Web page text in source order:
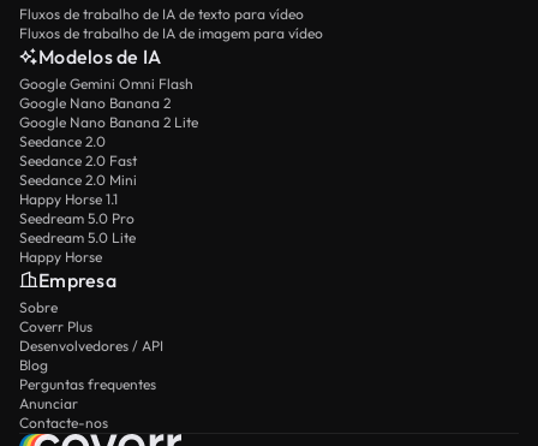
Fluxos de trabalho de IA de texto para vídeo
Fluxos de trabalho de IA de imagem para vídeo
Modelos de IA
Google Gemini Omni Flash
Google Nano Banana 2
Google Nano Banana 2 Lite
Seedance 2.0
Seedance 2.0 Fast
Seedance 2.0 Mini
Happy Horse 1.1
Seedream 5.0 Pro
Seedream 5.0 Lite
Happy Horse
Empresa
Sobre
Coverr Plus
Desenvolvedores / API
Blog
Perguntas frequentes
Anunciar
Contacte-nos